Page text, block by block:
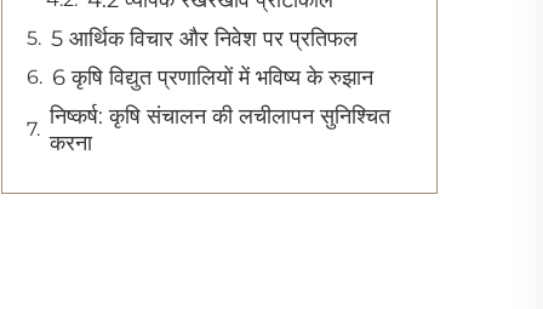
5 आर्थिक विचार और निवेश पर प्रतिफल
6 कृषि विद्युत प्रणालियों में भविष्य के रुझान
निष्कर्ष: कृषि संचालन की लचीलापन सुनिश्चित
करना